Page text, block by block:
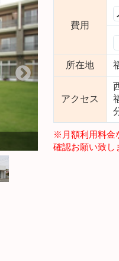
外観
費用
所在地
アクセス
※月額利用料金
確認お願い致し